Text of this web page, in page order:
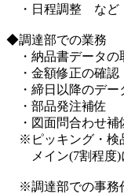
・日程調整 など
◆調達部での業務
・納品書データの
・金額修正の確認
・締日以降のデー
・部品発注補佐
・図面問合わせ補
※ピッキング・検
メイン(7割程度)
※調達部での事務